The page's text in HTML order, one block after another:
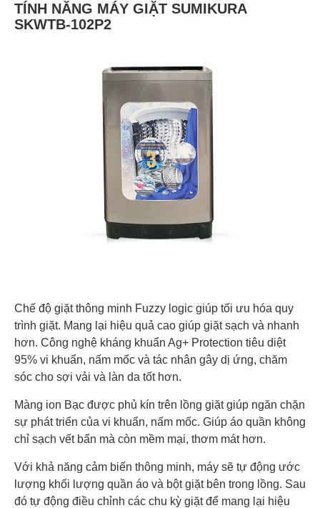
TÍNH NĂNG MÁY GIẶT SUMIKURA
SKWTB-102P2
Chế độ giặt thông minh Fuzzy logic giúp tối ưu hóa quy
trình giặt. Mang lại hiệu quả cao giúp giặt sạch và nhanh
hơn. Công nghệ kháng khuẩn Ag+ Protection tiêu diệt
95% vi khuẩn, nấm mốc và tác nhân gây dị ứng, chăm
sóc cho sợi vải và làn da tốt hơn.
Màng ion Bạc được phủ kín trên lồng giặt giúp ngăn chặn
sự phát triển của vi khuẩn, nấm mốc. Giúp áo quần không
chỉ sạch vết bẩn mà còn mềm mại, thơm mát hơn.
Với khả năng cảm biến thông minh, máy sẽ tự động ước
lượng khối lượng quần áo và bột giặt bên trong lồng. Sau
đó tự động điều chỉnh các chu kỳ giặt để mang lại hiệu